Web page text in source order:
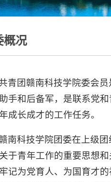
概况
青团赣南科技学院委会
手和后备军，是联系党
成长成才的工作任务。
南科技学院团委在上级
于青年工作的重要思想
记为党育人、为国育才